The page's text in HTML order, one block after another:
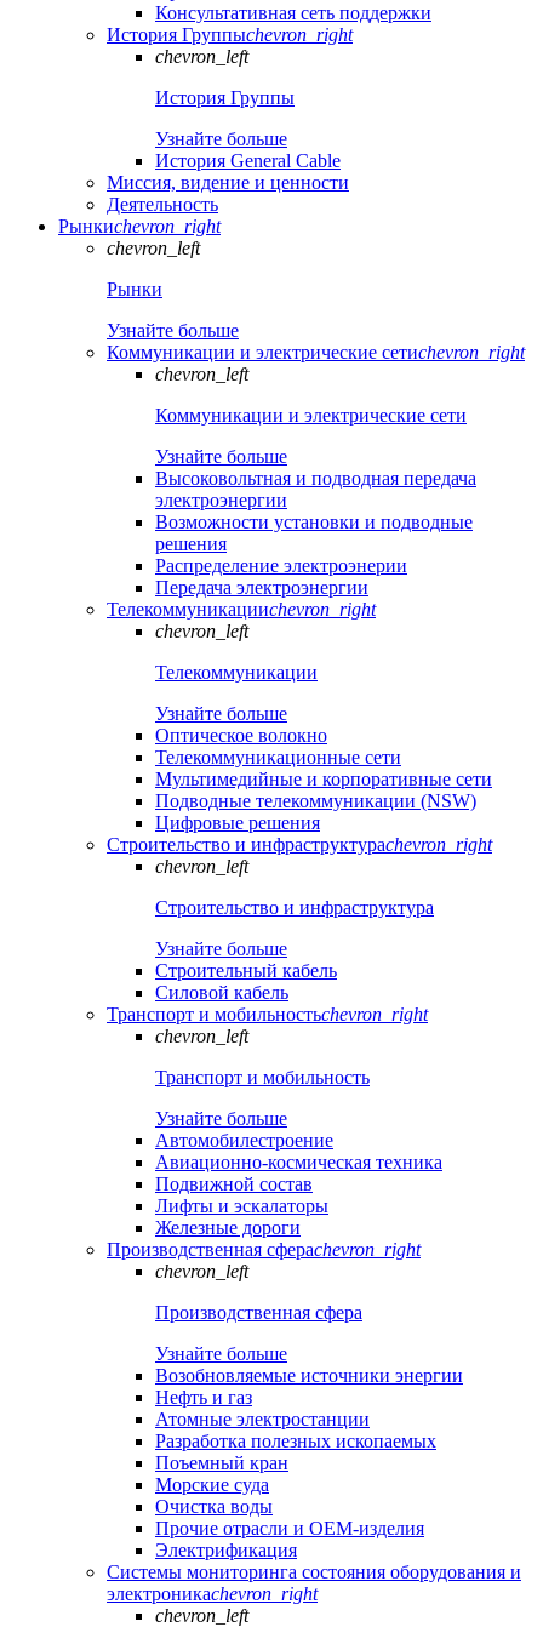
Консультативная сеть поддержки
История Группыchevron_right
chevron_left
История Группы
Узнайте больше
История General Cable
Миссия, видение и ценности
Деятельность
Рынкиchevron_right
chevron_left
Рынки
Узнайте больше
Коммуникации и электрические сетиchevron_right
chevron_left
Коммуникации и электрические сети
Узнайте больше
Высоковольтная и подводная передача
электроэнергии
Возможности установки и подводные
решения
Распределение электроэнерии
Передача электроэнергии
Телекоммуникацииchevron_right
chevron_left
Телекоммуникации
Узнайте больше
Оптическое волокно
Телекоммуникационные сети
Мультимедийные и корпоративные сети
Подводные телекоммуникации (NSW)
Цифровые решения
Строительство и инфраструктураchevron_right
chevron_left
Строительство и инфраструктура
Узнайте больше
Строительный кабель
Силовой кабель
Транспорт и мобильностьchevron_right
chevron_left
Транспорт и мобильность
Узнайте больше
Автомобилестроение
Авиационно-космическая техника
Подвижной состав
Лифты и эскалаторы
Железные дороги
Производственная сфераchevron_right
chevron_left
Производственная сфера
Узнайте больше
Возобновляемые источники энергии
Нефть и газ
Атомные электростанции
Разработка полезных ископаемых
Поъемный кран
Морские суда
Очистка воды
Прочие отрасли и OEM-изделия
Электрификация
Системы мониторинга состояния оборудования и
электроникаchevron_right
chevron_left